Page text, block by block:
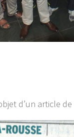
d’un article